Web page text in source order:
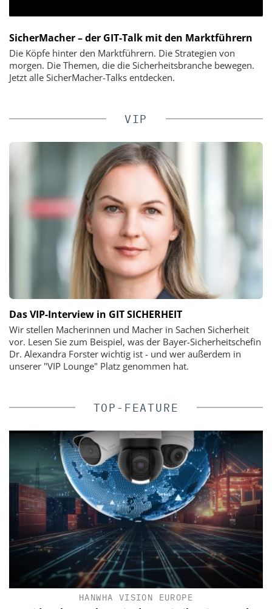
SicherMacher – der GIT-Talk mit den Marktführern
Die Köpfe hinter den Marktführern. Die Strategien von
morgen. Die Themen, die die Sicherheitsbranche bewegen.
Jetzt alle SicherMacher-Talks entdecken.
VIP
Das VIP-Interview in GIT SICHERHEIT
Wir stellen Macherinnen und Macher in Sachen Sicherheit
vor. Lesen Sie zum Beispiel, was der Bayer-Sicherheitschefin
Dr. Alexandra Forster wichtig ist - und wer außerdem in
unserer "VIP Lounge" Platz genommen hat.
TOP-FEATURE
HANWHA VISION EUROPE